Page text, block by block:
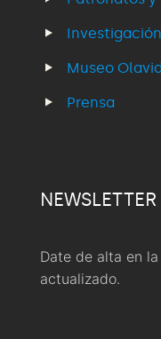
Investigación
Museo
Prensa
NEWSLETTER
Date de alta en
actualizado.